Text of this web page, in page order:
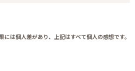
には個人差があり、上記はすべて個人の感想です。